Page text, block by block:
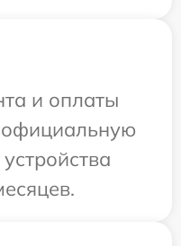
и оплаты
официальную